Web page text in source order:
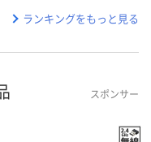
ランキングをもっと見る
スポンサー